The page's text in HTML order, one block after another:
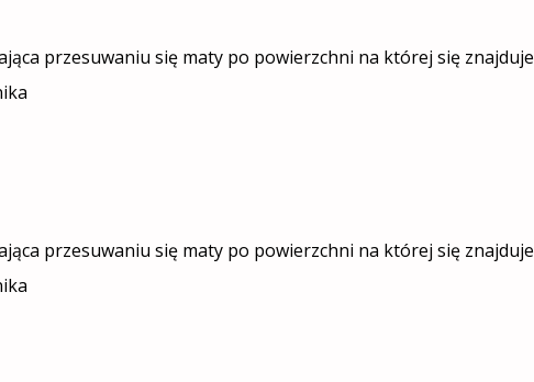
przesuwaniu się maty po powierzchni na której się znajduje
przesuwaniu się maty po powierzchni na której się znajduje